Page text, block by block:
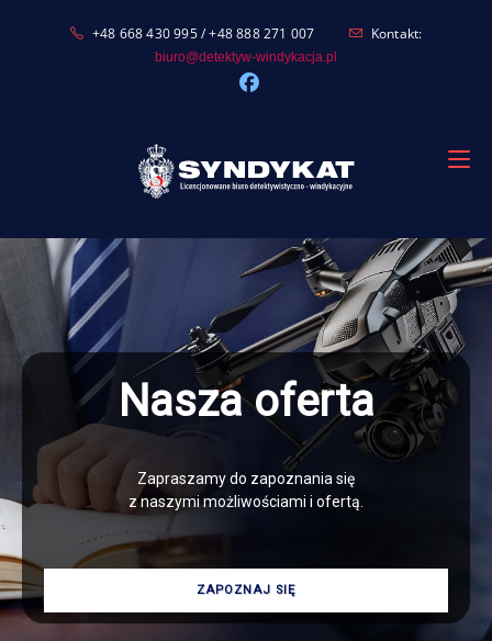
+48 668 430 995 / +48 888 271 007 Kontakt:
biuro@detektyw-windykacja.pl
Nasza oferta
Zapraszamy do zapoznania się
z naszymi możliwościami i ofertą.
ZAPOZNAJ SIĘ